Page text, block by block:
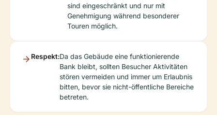
sind eingeschränkt und nur mit
Genehmigung während besonderer
Touren möglich.
Respekt:Da das Gebäude eine funktionierende
Bank bleibt, sollten Besucher Aktivitäten
stören vermeiden und immer um Erlaubnis
bitten, bevor sie nicht-öffentliche Bereiche
betreten.